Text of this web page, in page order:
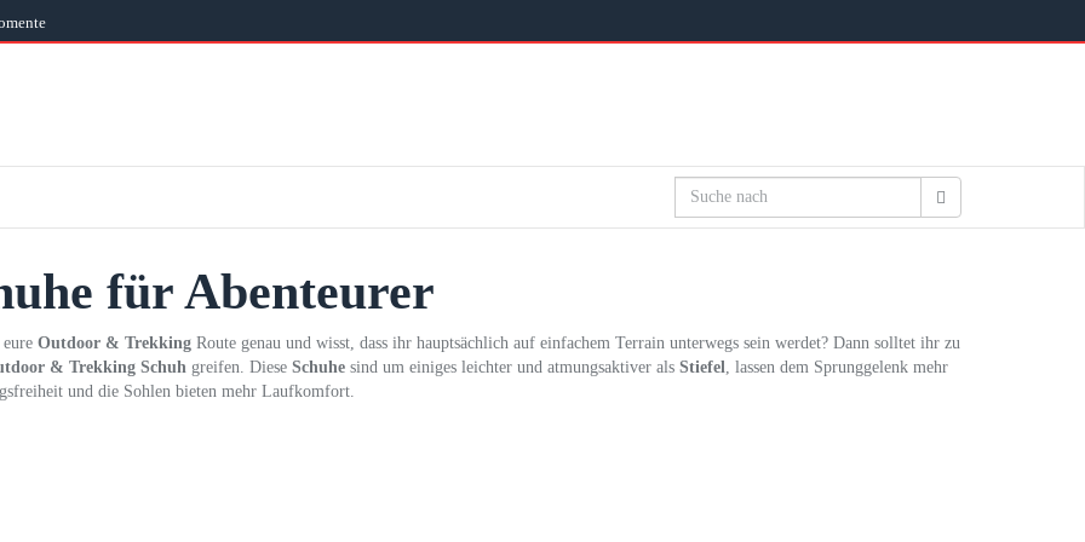
für Abenteurer
Outdoor & TrekkingRoute genau und wisst, dass ihr hauptsächlich auf einfachem Terrain unterwegs sein werdet? Dann solltet ihr zu
& Trekking Schuh greifen. Diese Schuhesind um einiges leichter und atmungsaktiver als Stiefel
, lassen dem Sprunggelenk mehr
und die Sohlen bieten mehr Laufkomfort.